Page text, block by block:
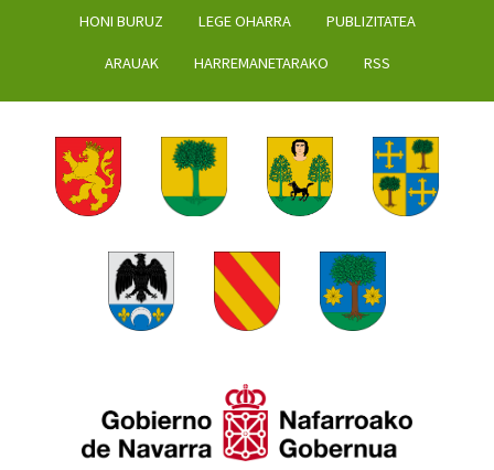
HONI BURUZ LEGE OHARRA PUBLIZITATEA
ARAUAK HARREMANETARAKO RSS